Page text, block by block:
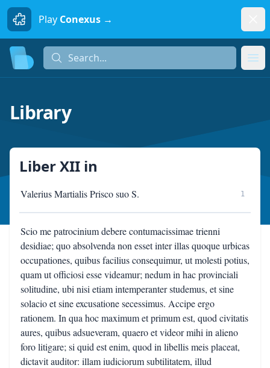
Play Conexus →
Search...
Library
Liber XII in
Valerius Martialis Prisco suo S. 1
Scio me patrocinium debere contumacissimae trienni
desidiae; quo absolvenda non esset inter illas quoque urbicas
occupationes, quibus facilius consequimur, ut molesti potius,
quam ut officiosi esse videamur; nedum in hac provinciali
solitudine, ubi nisi etiam intemperanter studemus, et sine
solacio et sine excusatione secessimus. Accipe ergo
rationem. In qua hoc maximum et primum est, quod civitatis
aures, quibus adsueveram, quaero et videor mihi in alieno
foro litigare; si quid est enim, quod in libellis meis placeat,
dictavit auditor: illam iudiciorum subtilitatem, illud